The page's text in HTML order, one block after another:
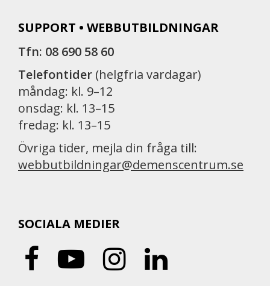
SUPPORT • WEBBUTBILDNINGAR
Tfn: 08 690 58 60
Telefontider (helgfria vardagar)
måndag: kl. 9–12
onsdag: kl. 13–15
fredag: kl. 13–15
Övriga tider, mejla din fråga till:
webbutbildningar@demenscentrum.se
SOCIALA MEDIER